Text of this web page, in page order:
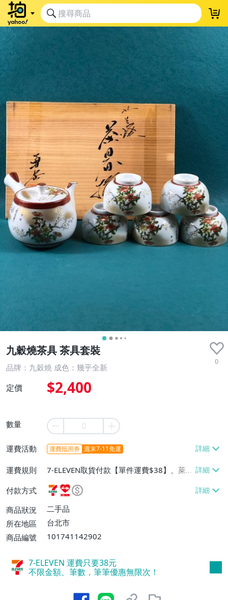
九穀燒茶具 茶具套裝
0
品牌：九穀燒 成色：幾乎全新
定價 $2,400
數量
運費活動 運費抵用券 週末7-11免運
運費規則
7-ELEVEN取貨付款【單件運費$38】、萊爾
富取貨付款【單件運費$60】、宅配/貨運
【免運費】
付款方式
商品狀況
二手品
所在地區
台北市
商品編號
101741142902
7-ELEVEN 運費只要38元
不限金額、筆數，筆筆優惠無限次！